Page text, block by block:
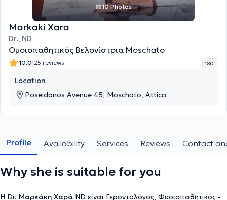
10 Photos
Markaki Xara
Dr., ND
Ομοιοπαθητικός Βελονίστρια Moschato
10.0|25 reviews 180 '
Location
Poseidonos Avenue 45, Moschato, Attica
Profile Availability Services Reviews Contact
Why she is suitable for you
Η Dr. Μαρκάκη Χαρά ND είναι Γεροντολόγος, Φυσιοπαθητικός -